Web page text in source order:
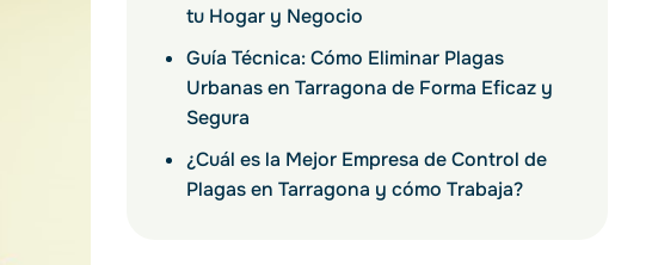
tu Hogar y Negocio
Guía Técnica: Cómo Eliminar Plagas
Urbanas en Tarragona de Forma Eficaz y
Segura
¿Cuál es la Mejor Empresa de Control de
Plagas en Tarragona y cómo Trabaja?